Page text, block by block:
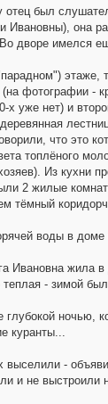
отец был
Ивановны), она
Во дворе имелся
этаже,
(на фотографии -
х уже нет) и
что это
топлёного
Из кухни
2 жилые
тёмный
воды в
Ивановна жила
теплая - зимой
глубокой ночью,
куранты...
выселили -
и не